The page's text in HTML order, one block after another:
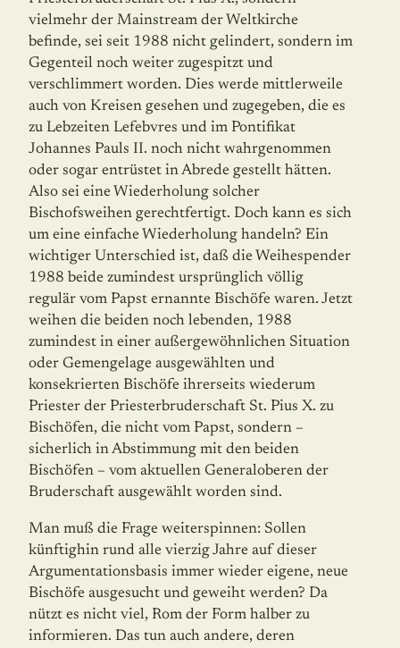
vielmehr der Mainstream der Weltkirche
befinde, sei seit 1988 nicht gelindert, sondern im
Gegenteil noch weiter zugespitzt und
verschlimmert worden. Dies werde mittlerweile
auch von Kreisen gesehen und zugegeben, die es
zu Lebzeiten Lefebvres und im Pontifikat
Johannes Pauls II. noch nicht wahrgenommen
oder sogar entrüstet in Abrede gestellt hätten.
Also sei eine Wie­der­holung solcher
Bischofsweihen gerechtfertigt. Doch kann es sich
um eine einfache Wiederholung handeln? Ein
wichtiger Unterschied ist, daß die Weihespender
1988 beide zumindest ursprünglich völlig
regulär vom Papst ernannte Bischöfe waren. Jetzt
weihen die beiden noch lebenden, 1988
zumindest in einer außergewöhnlichen Situa­tion
oder Gemengelage ausgewählten und
konsekrierten Bischöfe ihrerseits wiederum
Priester der Priesterbruderschaft St. Pius X. zu
Bischöfen, die nicht vom Papst, sondern –
sicherlich in Abstimmung mit den beiden
Bischöfen – vom aktuellen Generaloberen der
Bruderschaft ausgewählt worden sind.
Man muß die Frage weiterspinnen: Sollen
künftighin rund alle vierzig Jahre auf dieser
Argumentationsbasis immer wieder eigene, neue
Bischöfe ausgesucht und geweiht wer­den? Da
nützt es nicht viel, Rom der Form halber zu
informieren. Das tun auch andere, deren